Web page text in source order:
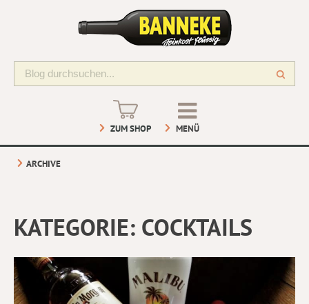
ZUM SHOP MENÜ
ARCHIVE
KATEGORIE: COCKTAILS